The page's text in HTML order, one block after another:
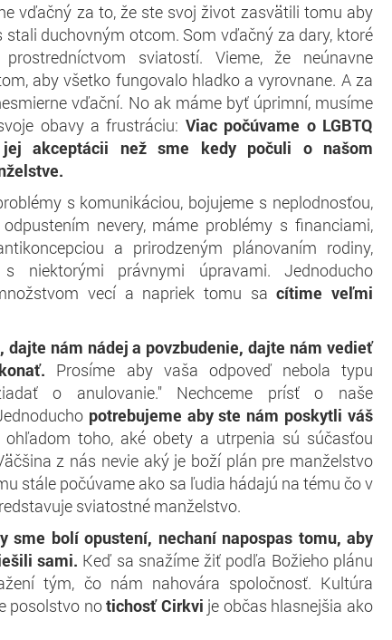
vďačný za to, že ste svoj život zasvätili tomu aby
stali duchovným otcom. Som vďačný za dary, ktoré
sviatostí. Vieme, že neúnavne
aby všetko fungovalo hladko a vyrovnane. A za
vďační. No ak máme byť úprimní, musíme
obavy a frustráciu: Viac počúvame o LGBTQ
akceptácii než sme kedy počuli o našom
s komunikáciou, bojujeme s neplodnosťou,
nevery, máme problémy s financiami,
a prirodzeným plánovaním rodiny,
s niektorými právnymi úpravami. Jednoducho
vecí a napriek tomu sacítime veľmi
dajte nám nádej a povzbudenie, dajte nám vedieť
Prosíme aby vaša odpoveď nebola typu
o anulovanie." Nechceme prísť o naše
potrebujeme aby ste nám poskytli váš
ohľadom toho, aké obety a utrpenia sú súčasťou
z nás nevie aký je boží plán pre manželstvo
stále počúvame ako sa ľudia hádajú na tému čo v
sviatostné manželstvo.
sme bolí opustení, nechaní napospas tomu, aby
sami. Keď sa snažíme žiť podľa Božieho plánu
tým, čo nám nahovára spoločnosť. Kultúra
posolstvo notichosť Cirkvi je občas hlasnejšia ako